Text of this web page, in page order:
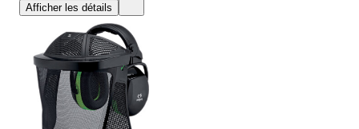
Afficher les détails